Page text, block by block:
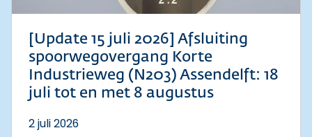
[Update 15 juli 2026] Afsluiting
spoorwegovergang Korte
Industrieweg (N203) Assendelft: 18
juli tot en met 8 augustus
2 juli 2026